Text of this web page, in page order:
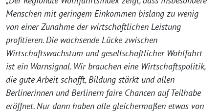
Menschen mit geringem Einkommen bislang zu wenig
von einer Zunahme der wirtschaftlichen Leistung
profitieren. Die wachsende Lücke zwischen
Wirtschaftswachstum und gesellschaftlicher Wohlfahrt
ist ein Warnsignal. Wir brauchen eine Wirtschaftspolitik,
die gute Arbeit schafft, Bildung stärkt und allen
Berlinerinnen und Berlinern faire Chancen auf Teilhabe
eröffnet. Nur dann haben alle gleichermaßen etwas von